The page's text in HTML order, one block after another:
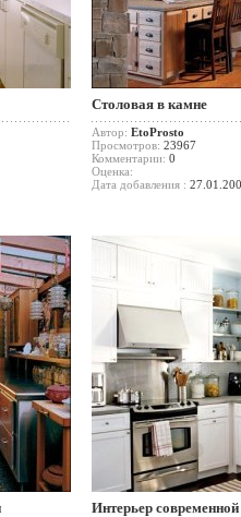
Столовая в камне
Автор: EtoProsto
Просмотров: 23967
Комментарии: 0
Оценка:
Дата добавления :
Интерьер